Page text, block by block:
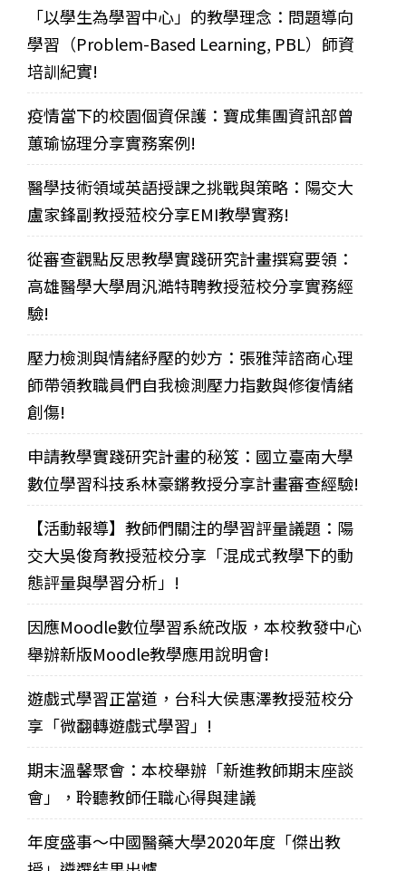
「以學生為學習中心」的教學理念：問題導向
學習（Problem-Based Learning, PBL）師資
培訓紀實!
疫情當下的校園個資保護：寶成集團資訊部曾
蕙瑜協理分享實務案例!
醫學技術領域英語授課之挑戰與策略：陽交大
盧家鋒副教授蒞校分享EMI教學實務!
從審查觀點反思教學實踐研究計畫撰寫要領：
高雄醫學大學周汎澔特聘教授蒞校分享實務經
驗!
壓力檢測與情緒紓壓的妙方：張雅萍諮商心理
師帶領教職員們自我檢測壓力指數與修復情緒
創傷!
申請教學實踐研究計畫的秘笈：國立臺南大學
數位學習科技系林豪鏘教授分享計畫審查經驗!
【活動報導】教師們關注的學習評量議題：陽
交大吳俊育教授蒞校分享「混成式教學下的動
態評量與學習分析」!
因應Moodle數位學習系統改版，本校教發中心
舉辦新版Moodle教學應用說明會!
遊戲式學習正當道，台科大侯惠澤教授蒞校分
享「微翻轉遊戲式學習」!
期末溫馨聚會：本校舉辦「新進教師期末座談
會」，聆聽教師任職心得與建議
年度盛事～中國醫藥大學2020年度「傑出教